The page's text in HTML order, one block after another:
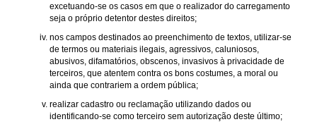
excetuando-se os casos em que o realizador do carregamento
seja o próprio detentor destes direitos;
nos campos destinados ao preenchimento de textos, utilizar-se
de termos ou materiais ilegais, agressivos, caluniosos,
abusivos, difamatórios, obscenos, invasivos à privacidade de
terceiros, que atentem contra os bons costumes, a moral ou
ainda que contrariem a ordem pública;
realizar cadastro ou reclamação utilizando dados ou
identificando-se como terceiro sem autorização deste último;